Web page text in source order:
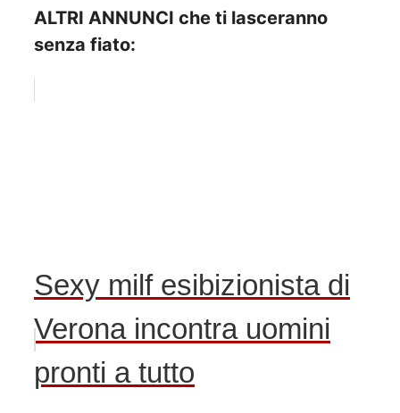
ALTRI ANNUNCI che ti lasceranno
senza fiato:
Sexy milf esibizionista di
Verona incontra uomini
pronti a tutto